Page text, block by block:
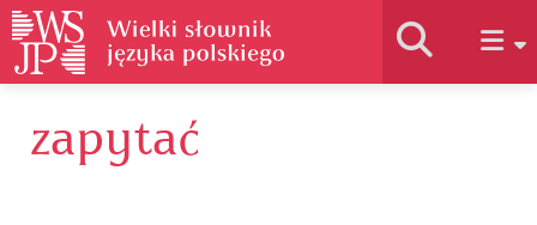
Historia słownika
zapytać